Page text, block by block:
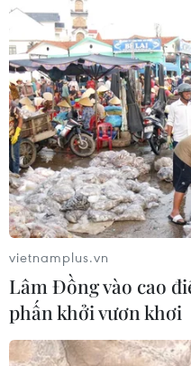
Tay vợt gốc Việt tạo nên
Australian Open 2025
17/01/2025 02:59
Hàng loạt hạt giống bị
vòng 1 Australian Open
14/01/2025 04:29
Bế mạc Giải Quần vợt
U18-J30 năm 2024
24/11/2024 14:09
vietnamplus.vn
Lâm Đồng vào cao
phấn khởi vươn khơi